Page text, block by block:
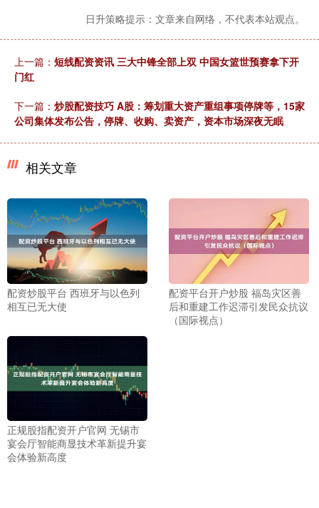
日升策略提示：文章来自网络，不代表本站观点。
上一篇： 短线配资资讯 三大中锋全部上双 中国女篮世预赛拿下开
门红
下一篇： 炒股配资技巧 A股：筹划重大资产重组事项停牌等，15家
公司集体发布公告，停牌、收购、卖资产，资本市场深夜无眠
相关文章
配资炒股平台 西班牙与以色列
相互已无大使
配资平台开户炒股 福岛灾区善
后和重建工作迟滞引发民众抗议
（国际视点）
正规股指配资开户官网 无锡市
宴会厅智能商显技术革新提升宴
会体验新高度